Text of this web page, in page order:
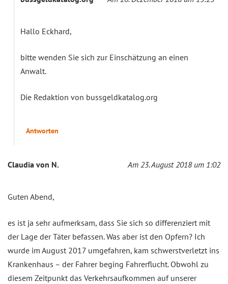
Hallo Eckhard,
bitte wenden Sie sich zur Einschätzung an einen
Anwalt.
Die Redaktion von bussgeldkatalog.org
Antworten
Claudia von N. Am 23. August 2018 um 1:02
Guten Abend,
es ist ja sehr aufmerksam, dass Sie sich so differenziert mit
der Lage der Täter befassen. Was aber ist den Opfern? Ich
wurde im August 2017 umgefahren, kam schwerstverletzt ins
Krankenhaus – der Fahrer beging Fahrerflucht. Obwohl zu
diesem Zeitpunkt das Verkehrsaufkommen auf unserer